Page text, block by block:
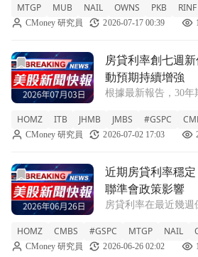
加。 MTGP -0.05%
+6.84% OWNS -
MTGP MUB NAIL OWNS PKB RINF
CMoney 研究員 2026-07-17 00:39
前往房貸利率創七週新低！夏季住房
房貸利率創七週
動預期持續增強
根據最新報告，30
更為活躍。 HOMZ -
+0.16% JMBS +0.26%
HOMZ ITB JHMB JMBS #GSPC
CMoney 研究員 2026-07-02 17:03
前往近期房貸利率穩定，市場密切關
近期房貸利率穩
聯準會政策影響
房貸利率在最近幾週
當前利率的敏感度。
-0.08% #GSPC -
HOMZ CMBS #GSPC MTGP NAIL
CMoney 研究員 2026-06-26 02:02